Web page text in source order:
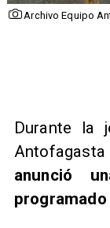
Archivo Equipo
Durante la
anunció